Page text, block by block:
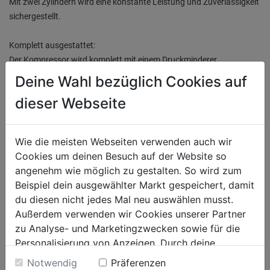
sichergestellt.
Komplett ausgestattet:
Der Kompressor wird komplett mit einem Druckminderer,
Motorschutz und Filter geliefert, was dir eine sofortige
Inbetriebnahme ermöglicht.
dieser Kompressor leise und stört deine Umgebung nicht unnötig.
Zwei Druckluftausgänge:
Mit zwei Druckluftausgängen bist du flexibel und kannst mehrere
Werkzeuge gleichzeitig betreiben.
Der Kompressor Mobil 250/14/20 Pro Silent Siltek Pro 20 T 148 ist
der ideale Begleiter für professionelle Druckluftarbeiten.
Deine Wahl bezüglich Cookies auf
dieser Webseite
Wie die meisten Webseiten verwenden auch wir
Cookies um deinen Besuch auf der Website so
angenehm wie möglich zu gestalten. So wird zum
Beispiel dein ausgewählter Markt gespeichert, damit
du diesen nicht jedes Mal neu auswählen musst.
Außerdem verwenden wir Cookies unserer Partner
zu Analyse- und Marketingzwecken sowie für die
Personalisierung von Anzeigen. Durch deine
Einwilligung werden die Daten von Drittanbieter,
Notwendig
Präferenzen